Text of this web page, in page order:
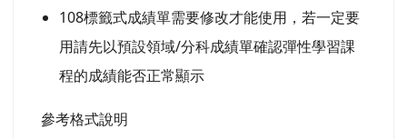
108標籤式成績單需要修改才能使用，若一定要
用請先以預設領域/分科成績單確認彈性學習課
程的成績能否正常顯示
參考格式說明